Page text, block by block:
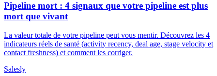
Pipeline mort : 4 signaux que votre pipeline est plus
mort que vivant
La valeur totale de votre pipeline peut vous mentir. Découvrez les 4
indicateurs réels de santé (activity recency, deal age, stage velocity et
contact freshness) et comment les corriger.
Salesly